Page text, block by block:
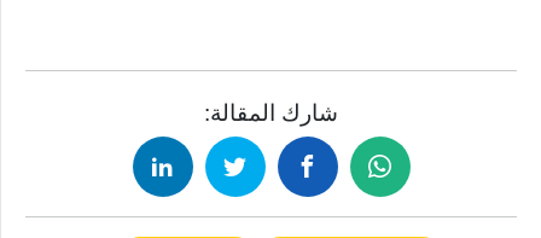
شارك المقالة: